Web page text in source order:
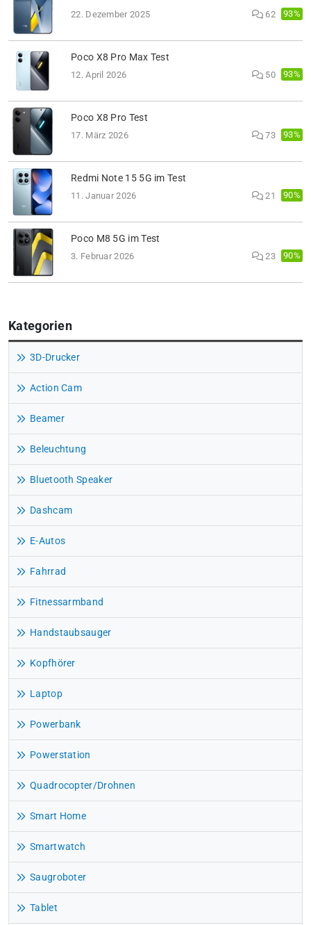
22. Dezember 2025 62 93%
Poco X8 Pro Max Test
12. April 2026 50 93%
Poco X8 Pro Test
17. März 2026 73 93%
Redmi Note 15 5G im Test
11. Januar 2026 21 90%
Poco M8 5G im Test
3. Februar 2026 23 90%
Kategorien
3D-Drucker
Action Cam
Beamer
Beleuchtung
Bluetooth Speaker
Dashcam
E-Autos
Fahrrad
Fitnessarmband
Handstaubsauger
Kopfhörer
Laptop
Powerbank
Powerstation
Quadrocopter/Drohnen
Smart Home
Smartwatch
Saugroboter
Tablet